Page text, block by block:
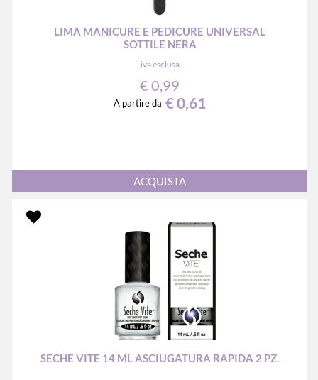
LIMA MANICURE E PEDICURE UNIVERSAL
SOTTILE NERA
iva esclusa
€ 0,99
A partire da € 0,61
Quantità
ACQUISTA
SECHE VITE 14 ML ASCIUGATURA RAPIDA 2 PZ.